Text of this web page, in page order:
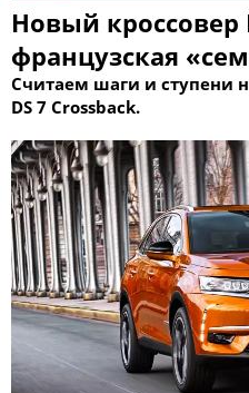
Новый кроссовер
французская
Считаем шаги и ступени
DS 7 Crossback.